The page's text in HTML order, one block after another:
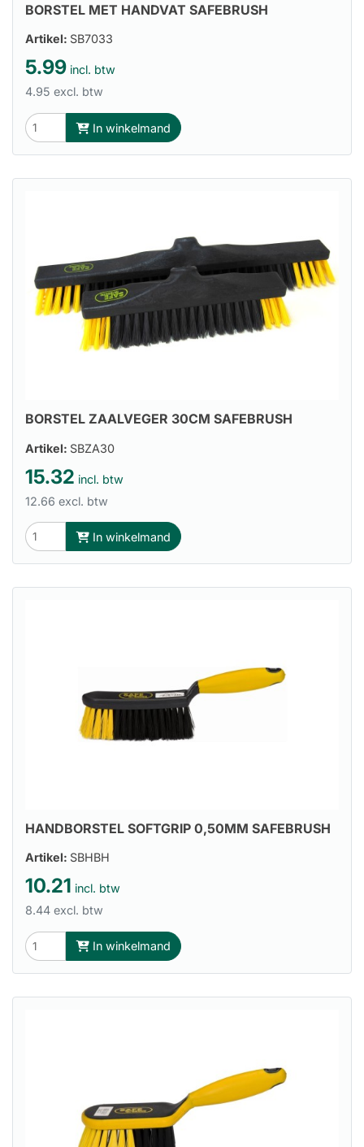
BORSTEL MET HANDVAT SAFEBRUSH
Artikel: SB7033
5.99 incl. btw
4.95 excl. btw
In winkelmand
BORSTEL ZAALVEGER 30CM SAFEBRUSH
Artikel: SBZA30
15.32 incl. btw
12.66 excl. btw
In winkelmand
HANDBORSTEL SOFTGRIP 0,50MM SAFEBRUSH
Artikel: SBHBH
10.21 incl. btw
8.44 excl. btw
In winkelmand